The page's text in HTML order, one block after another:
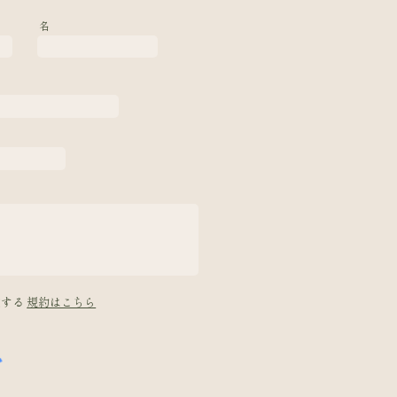
名
る 規約はこちら